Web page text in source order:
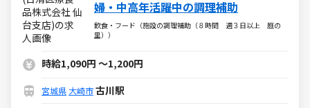
婦・中高年活躍中の調理補助
飲食・フード（施設の調理補助（８時間 週３日以上 庭の
里））
時給1,090円 ～1,200円
宮城県 大崎市古川駅